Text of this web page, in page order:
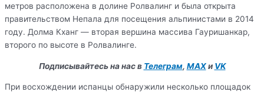
метров расположена в долине Ролвалинг и была открыта
правительством Непала для посещения альпинистами в 2014
году. Долма Кханг — вторая вершина массива Гауришанкар,
второго по высоте в Ролвалинге.
Подписывайтесь на нас в Телеграм, MAXи VK
При восхождении испанцы обнаружили несколько площадок